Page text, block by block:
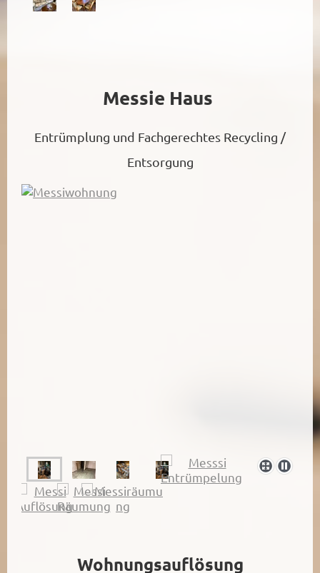
Messie Haus
Entrümplung und Fachgerechtes Recycling /
Entsorgung
Wohnungsauflösung